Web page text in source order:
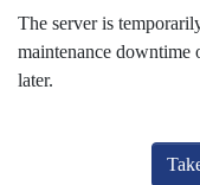
The server is
maintenance downtime
later.